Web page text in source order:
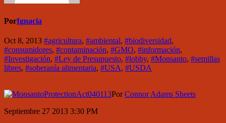
PorIgnacia
Oct 8, 2013 #agricultura, #ambiental, #biodiversidad,
#consumidores, #contaminación, #GMO, #información,
#Investigación, #Ley de Presupuesto, #lobby, #Monsanto, #semillas
libres, #soberanía alimentaria, #USA, #USDA
PorConnor Adams Sheets
Septiembre 27 2013 3:30 PM